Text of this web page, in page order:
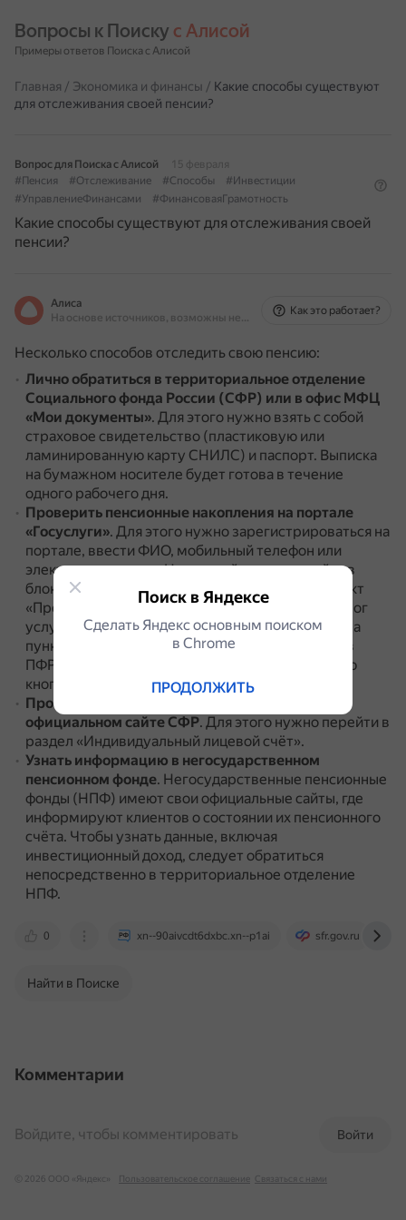
Вопросы к Поиску с Алисой
Примеры ответов Поиска с Алисой
Главная / Экономика и финансы / Какие способы существуют
для отслеживания своей пенсии?
Вопрос для Поиска с Алисой
15 февраля
#Пенсия
#Отслеживание #Способы
#Инвестиции
#УправлениеФинансами
#ФинансоваяГрамотность
Какие способы существуют для отслеживания своей
пенсии?
Алиса
На основе источников, возможны неточности
Как это работает?
Несколько способов отследить свою пенсию:
Лично обратиться в территориальное отделение
Социального фонда России (СФР) или в офис МФЦ
«Мои документы». Для этого нужно взять с собой
страховое свидетельство (пластиковую или
ламинированную карту СНИЛС) и паспорт. Выписка
на бумажном носителе будет готова в течение
одного рабочего дня.
Проверить пенсионные накопления на портале
«Госуслуги». Для этого нужно зарегистрироваться на
портале, ввести ФИО, мобильный телефон или
электронную почту.На главной странице сайта в
блоке «Популярное на платформе» выбрать пункт
«Проверить пенсионный счёт» или через «Каталог
услуг» — «Пенсия, пособия и льготы», кликнуть на
пункт «Извещение о состоянии лицевого счёта в
ПФР».
На открывшейся странице выбрать синюю
кнопку «Получить услугу».
Проверить пенсионные накопления на
официальном сайте СФР. Для этого нужно перейти в
раздел «Индивидуальный лицевой счёт».
Узнать информацию в негосударственном
пенсионном фонде. Негосударственные пенсионные
фонды (НПФ) имеют свои официальные сайты, где
информируют клиентов о состоянии их пенсионного
счёта. Чтобы узнать данные, включая
инвестиционный доход, следует обратиться
непосредственно в территориальное отделение
НПФ.
0 xn--90aivcdt6dxbc.xn--p1ai sfr.gov.ru
Найти в Поиске
Комментарии
Войти
Войдите, чтобы комментировать
© 2026 ООО «Яндекс» Пользовательское соглашение Связаться с нами
Поиск в Яндексе
Сделать Яндекс основным поиском
в Сhrome
ПРОДОЛЖИТЬ